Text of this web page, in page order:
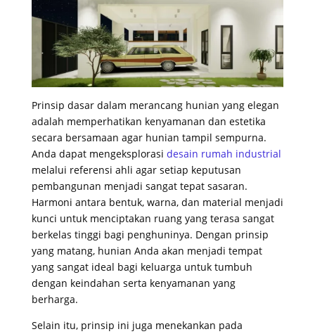
Prinsip dasar dalam merancang hunian yang elegan
adalah memperhatikan kenyamanan dan estetika
secara bersamaan agar hunian tampil sempurna.
Anda dapat mengeksplorasi desain rumah industrial
melalui referensi ahli agar setiap keputusan
pembangunan menjadi sangat tepat sasaran.
Harmoni antara bentuk, warna, dan material menjadi
kunci untuk menciptakan ruang yang terasa sangat
berkelas tinggi bagi penghuninya. Dengan prinsip
yang matang, hunian Anda akan menjadi tempat
yang sangat ideal bagi keluarga untuk tumbuh
dengan keindahan serta kenyamanan yang
berharga.
Selain itu, prinsip ini juga menekankan pada